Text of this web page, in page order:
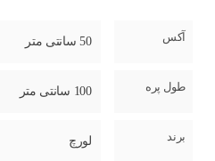
آکس 50 سانتی متر
طول پره 100 سانتی متر
برند لورچ